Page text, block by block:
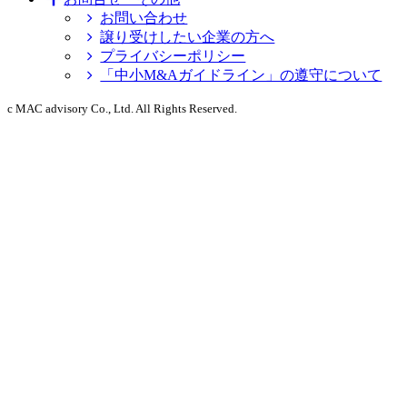
お問い合わせ
譲り受けしたい企業の方へ
プライバシーポリシー
「中小M&Aガイドライン」の遵守について
c MAC advisory Co., Ltd. All Rights Reserved.